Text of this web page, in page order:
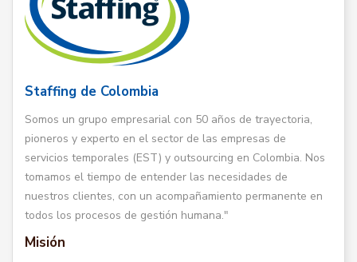
Staffing de Colombia
Somos un grupo empresarial con 50 años de trayectoria,
pioneros y experto en el sector de las empresas de
servicios temporales (EST) y outsourcing en Colombia. Nos
tomamos el tiempo de entender las necesidades de
nuestros clientes, con un acompañamiento permanente en
todos los procesos de gestión humana."
Misión